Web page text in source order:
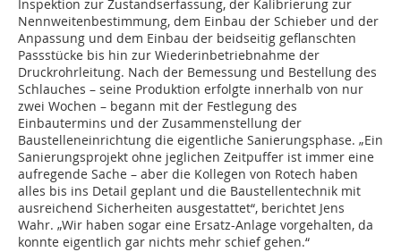
Inspektion zur Zustandserfassung, der Kalibrierung zur
Nennweitenbestimmung, dem Einbau der Schieber und der
Anpassung und dem Einbau der beidseitig geflanschten
Passstücke bis hin zur Wiederinbetriebnahme der
Druckrohrleitung. Nach der Bemessung und Bestellung des
Schlauches – seine Produktion erfolgte innerhalb von nur
zwei Wochen – begann mit der Festlegung des
Einbautermins und der Zusammenstellung der
Baustelleneinrichtung die eigentliche Sanierungsphase. „Ein
Sanierungsprojekt ohne jeglichen Zeitpuffer ist immer eine
aufregende Sache – aber die Kollegen von Rotech haben
alles bis ins Detail geplant und die Baustellentechnik mit
ausreichend Sicherheiten ausgestattet“, berichtet Jens
Wahr. „Wir haben sogar eine Ersatz-Anlage vorgehalten, da
konnte eigentlich gar nichts mehr schief gehen.“